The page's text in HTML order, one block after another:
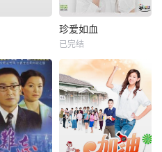
珍爱如血
已完结